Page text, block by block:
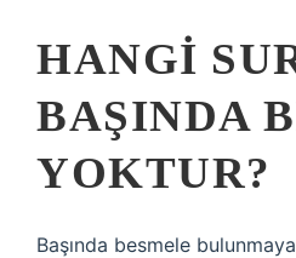
HANGI
BAŞINDA
YOKTUR?
Başında besmele